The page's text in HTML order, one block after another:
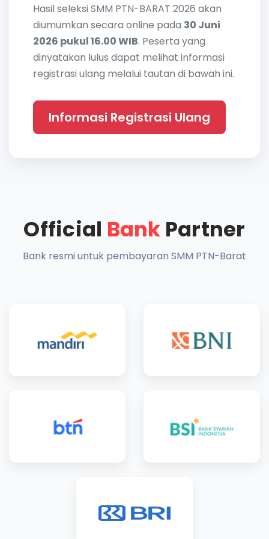
Hasil seleksi SMM PTN-BARAT 2026 akan
diumumkan secara online pada 30 Juni
2026 pukul 16.00 WIB. Peserta yang
dinyatakan lulus dapat melihat informasi
registrasi ulang melalui tautan di bawah ini.
Informasi Registrasi Ulang
Official Bank Partner
Bank resmi untuk pembayaran SMM PTN-Barat